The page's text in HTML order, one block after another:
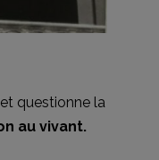
questionne la
au vivant.